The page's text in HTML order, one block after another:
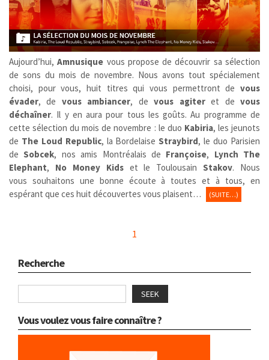
Aujourd’hui,Amnusique vous propose de découvrir sa sélection
de sons du mois de novembre. Nous avons tout spécialement
choisi, pour vous, huit titres qui vous permettront de vous
évader, de vous ambiancer, devous agiteret devous
déchaîner. Il y en aura pour tous les goûts. Au programme de
cette sélection du mois de novembre : le duo Kabiria, les jeunots
de The Loud Republic, la BordelaiseStraybird, le duo Parisien
deSobcek, nos amis Montréalais de Françoise, Lynch The
Elephant, No Money Kidset le ToulousainStakov. Nous
vous souhaitons une bonne écoute à toutes et à tous, en
espérant que ces huit découvertes vous plaisent…
(SUITE…)
1
Recherche
SEEK
Vous voulez vous faire connaître ?